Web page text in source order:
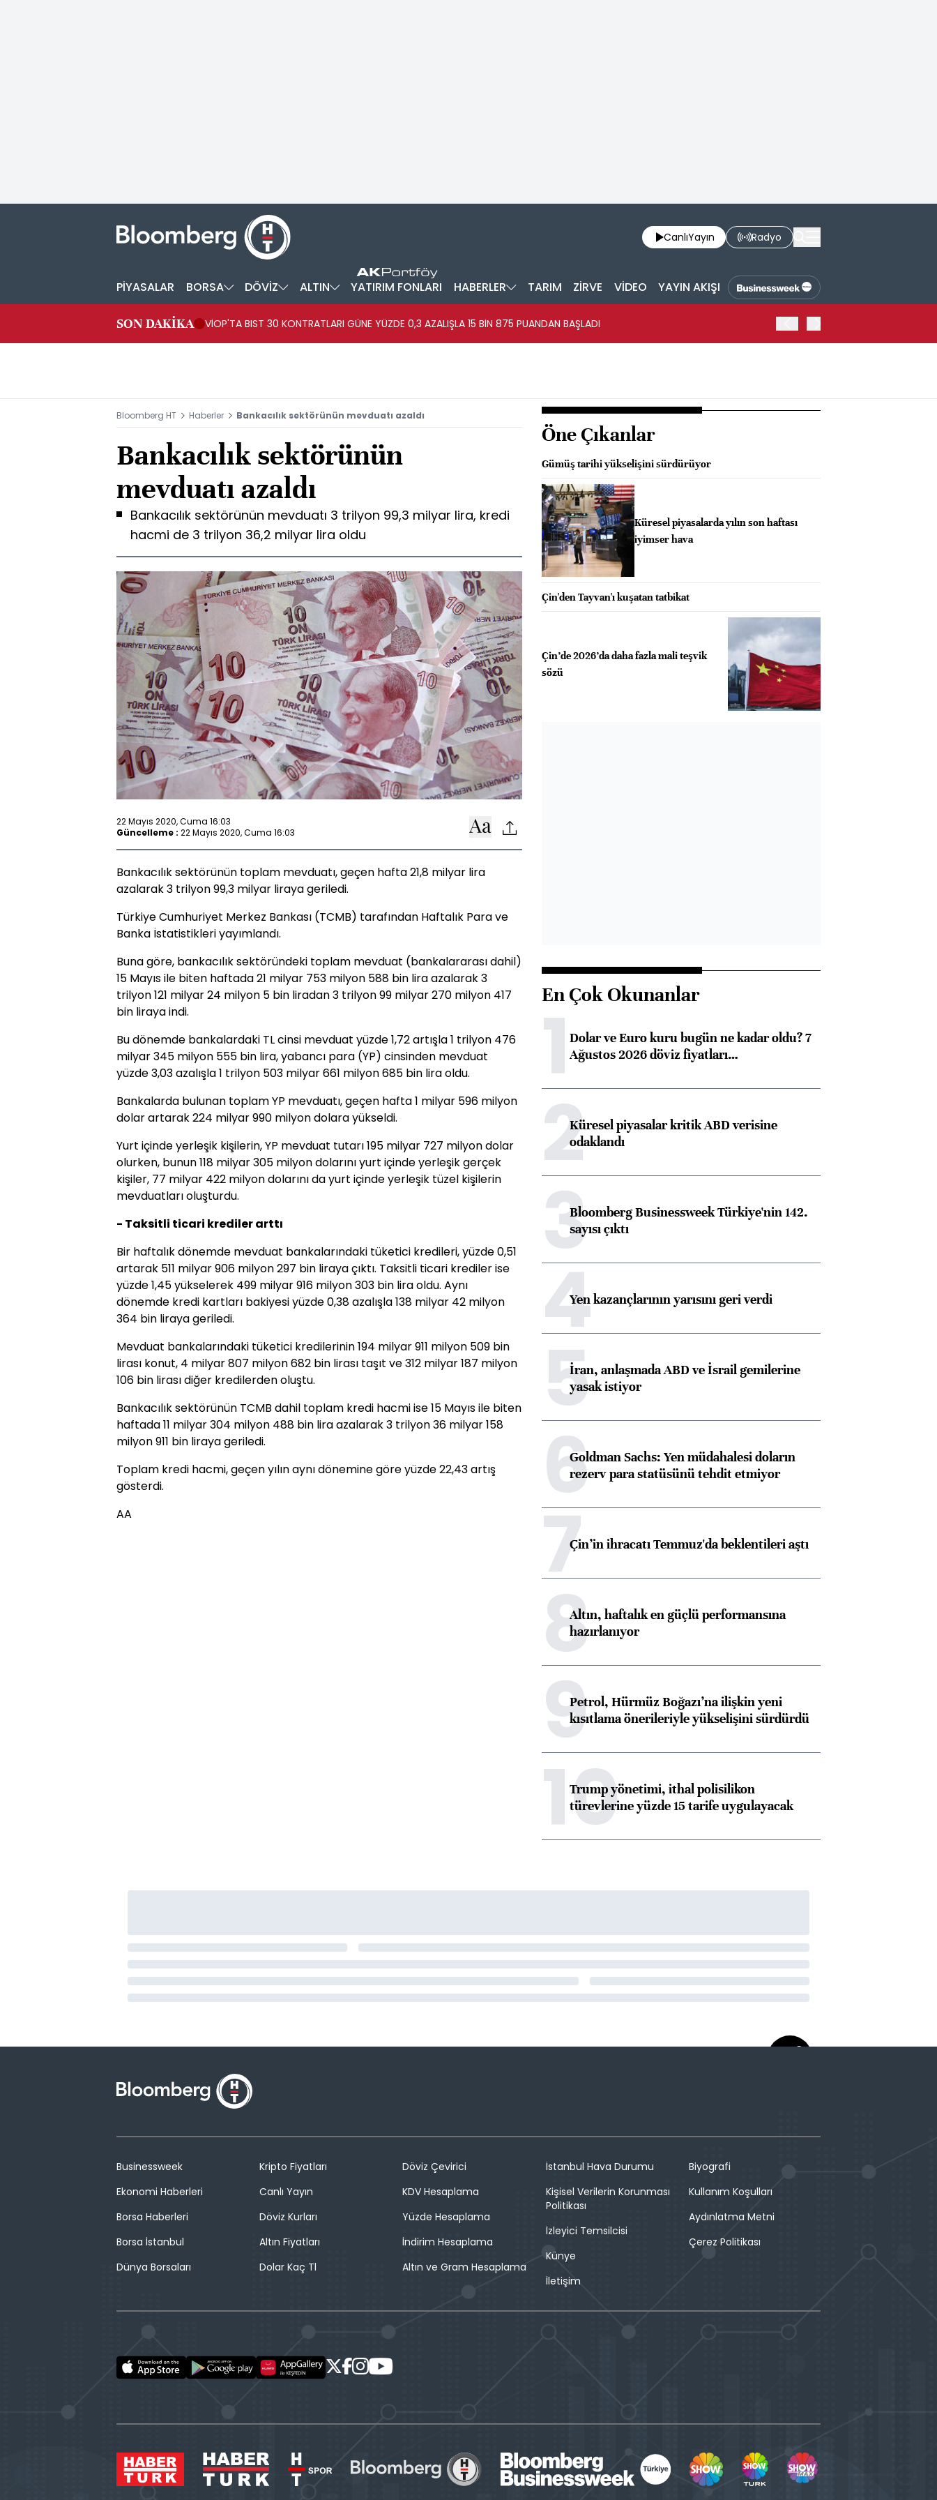
CanlıYayın Radyo
PİYASALAR BORSA DÖVİZ ALTIN YATIRIM FONLARI HABERLER TARIM ZİRVE VİDEO YAYIN AKIŞI
SON DAKİKA VİOP'TA BIST 30 KONTRATLARI GÜNE YÜZDE 0,3 AZALIŞLA 15 BİN 875 PUANDAN BAŞLADI
Bloomberg HT Haberler Bankacılık sektörünün mevduatı azaldı
Bankacılık sektörünün
mevduatı azaldı
Bankacılık sektörünün mevduatı 3 trilyon 99,3 milyar lira, kredi
hacmi de 3 trilyon 36,2 milyar lira oldu
22 Mayıs 2020, Cuma 16:03
Güncelleme : 22 Mayıs 2020, Cuma 16:03
Bankacılık sektörünün toplam mevduatı, geçen hafta 21,8 milyar lira
azalarak 3 trilyon 99,3 milyar liraya geriledi.
Türkiye Cumhuriyet Merkez Bankası (TCMB) tarafından Haftalık Para ve
Banka İstatistikleri yayımlandı.
Buna göre, bankacılık sektöründeki toplam mevduat (bankalararası dahil)
15 Mayıs ile biten haftada 21 milyar 753 milyon 588 bin lira azalarak 3
trilyon 121 milyar 24 milyon 5 bin liradan 3 trilyon 99 milyar 270 milyon 417
bin liraya indi.
Bu dönemde bankalardaki TL cinsi mevduat yüzde 1,72 artışla 1 trilyon 476
milyar 345 milyon 555 bin lira, yabancı para (YP) cinsinden mevduat
yüzde 3,03 azalışla 1 trilyon 503 milyar 661 milyon 685 bin lira oldu.
Bankalarda bulunan toplam YP mevduatı, geçen hafta 1 milyar 596 milyon
dolar artarak 224 milyar 990 milyon dolara yükseldi.
Yurt içinde yerleşik kişilerin, YP mevduat tutarı 195 milyar 727 milyon dolar
olurken, bunun 118 milyar 305 milyon dolarını yurt içinde yerleşik gerçek
kişiler, 77 milyar 422 milyon dolarını da yurt içinde yerleşik tüzel kişilerin
mevduatları oluşturdu.
- Taksitli ticari krediler arttı
Bir haftalık dönemde mevduat bankalarındaki tüketici kredileri, yüzde 0,51
artarak 511 milyar 906 milyon 297 bin liraya çıktı. Taksitli ticari krediler ise
yüzde 1,45 yükselerek 499 milyar 916 milyon 303 bin lira oldu. Aynı
dönemde kredi kartları bakiyesi yüzde 0,38 azalışla 138 milyar 42 milyon
364 bin liraya geriledi.
Mevduat bankalarındaki tüketici kredilerinin 194 milyar 911 milyon 509 bin
lirası konut, 4 milyar 807 milyon 682 bin lirası taşıt ve 312 milyar 187 milyon
106 bin lirası diğer kredilerden oluştu.
Bankacılık sektörünün TCMB dahil toplam kredi hacmi ise 15 Mayıs ile biten
haftada 11 milyar 304 milyon 488 bin lira azalarak 3 trilyon 36 milyar 158
milyon 911 bin liraya geriledi.
Toplam kredi hacmi, geçen yılın aynı dönemine göre yüzde 22,43 artış
gösterdi.
AA
Öne Çıkanlar
Gümüş tarihi yükselişini sürdürüyor
Küresel piyasalarda yılın son haftası
iyimser hava
Çin'den Tayvan'ı kuşatan tatbikat
Çin’de 2026’da daha fazla mali teşvik
sözü
En Çok Okunanlar
1Dolar ve Euro kuru bugün ne kadar oldu? 7
Ağustos 2026 döviz fiyatları…
2Küresel piyasalar kritik ABD verisine
odaklandı
3Bloomberg Businessweek Türkiye'nin 142.
sayısı çıktı
4Yen kazançlarının yarısını geri verdi
5İran, anlaşmada ABD ve İsrail gemilerine
yasak istiyor
6Goldman Sachs: Yen müdahalesi doların
rezerv para statüsünü tehdit etmiyor
7Çin’in ihracatı Temmuz'da beklentileri aştı
8Altın, haftalık en güçlü performansına
hazırlanıyor
9Petrol, Hürmüz Boğazı’na ilişkin yeni
kısıtlama önerileriyle yükselişini sürdürdü
10
Trump yönetimi, ithal polisilikon
türevlerine yüzde 15 tarife uygulayacak
Businessweek
Ekonomi Haberleri
Borsa Haberleri
Borsa İstanbul
Dünya Borsaları
Kripto Fiyatları
Canlı Yayın
Döviz Kurları
Altın Fiyatları
Dolar Kaç Tl
Döviz Çevirici
KDV Hesaplama
Yüzde Hesaplama
İndirim Hesaplama
Altın ve Gram Hesaplama
İstanbul Hava Durumu
Kişisel Verilerin Korunması
Politikası
İzleyici Temsilcisi
Künye
İletişim
Biyografi
Kullanım Koşulları
Aydınlatma Metni
Çerez Politikası